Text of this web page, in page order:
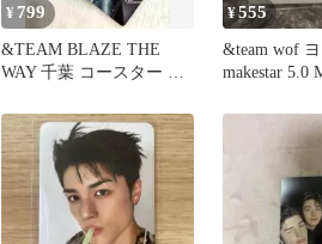
¥ 799
&TEAM BLAZE THE
WAY 千葉 コースター ト
¥555
&team wof
makestar 5.0